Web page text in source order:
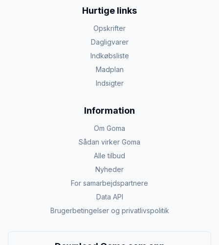
Hurtige links
Opskrifter
Dagligvarer
Indkøbsliste
Madplan
Indsigter
Information
Om Goma
Sådan virker Goma
Alle tilbud
Nyheder
For samarbejdspartnere
Data API
Brugerbetingelser og privatlivspolitik